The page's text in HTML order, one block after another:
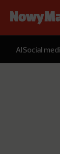
AISocial